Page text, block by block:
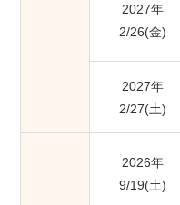
2027年
2/26(金)
2027年
2/27(土)
2026年
9/19(土)